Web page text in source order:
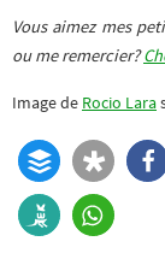
Vous aimez mes
ou me remercier?
Image de Rocio Lara